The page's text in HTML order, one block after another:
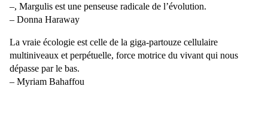
–, Margulis est une penseuse radicale de l’évolution.
– Donna Haraway
La vraie écologie est celle de la giga-partouze cellulaire
multiniveaux et perpétuelle, force motrice du vivant qui nous
dépasse par le bas.
– Myriam Bahaffou